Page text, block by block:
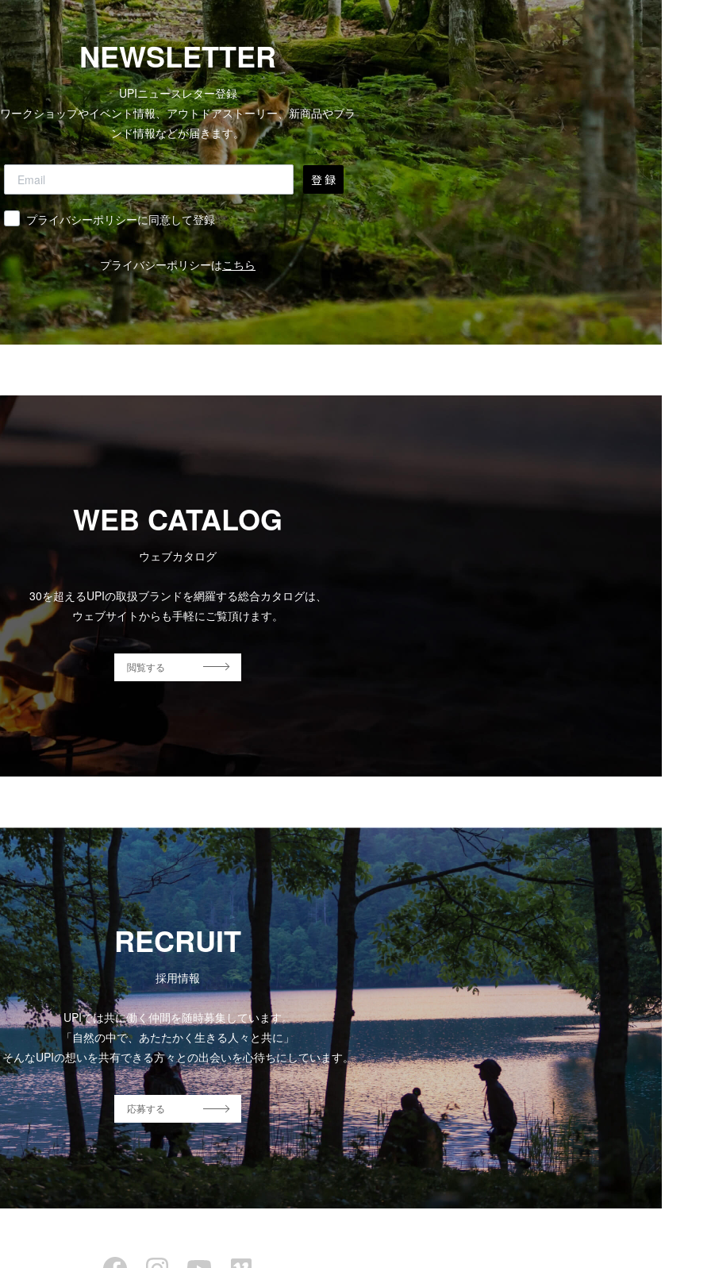
NEWSLETTER
UPIニュースレター登録
ワークショップやイベント情報、アウトドアストーリー、新商品やブラ
ンド情報などが届きます。
登 録
同意プライバシーポリシーに同意して登録
プライバシーポリシーはこちら
WEB CATALOG
ウェブカタログ
30を超えるUPIの取扱ブランドを網羅する総合カタログは、
ウェブサイトからも手軽にご覧頂けます。
閲覧する
RECRUIT
採用情報
UPIでは共に働く仲間を随時募集しています。
「自然の中で、あたたかく生きる人々と共に」
そんなUPIの想いを共有できる方々との出会いを心待ちにしています。
応募する